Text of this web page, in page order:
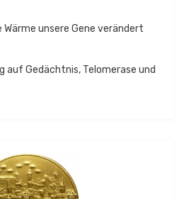
Wärme unsere Gene verändert
auf Gedächtnis, Telomerase und